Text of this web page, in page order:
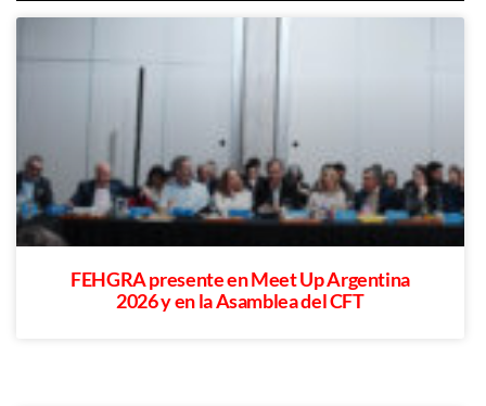
FEHGRA presente en Meet Up Argentina
2026 y en la Asamblea del CFT